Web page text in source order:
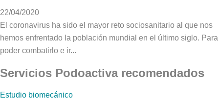
22/04/2020
El coronavirus ha sido el mayor reto sociosanitario al que nos
hemos enfrentado la población mundial en el último siglo. Para
poder combatirlo e ir...
Servicios Podoactiva recomendados
Estudio biomecánico